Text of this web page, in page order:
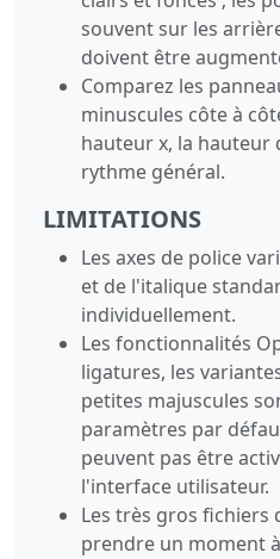
souvent sur les
doivent être
Comparez les
minuscules côte à
hauteur x, la hauteur
rythme général.
LIMITATIONS
Les axes de police
et de l'italique
individuellement.
Les fonctionnalités
ligatures, les
petites majuscules
paramètres par
peuvent pas être
l'interface utilisateur.
Les très gros fichiers
prendre un moment